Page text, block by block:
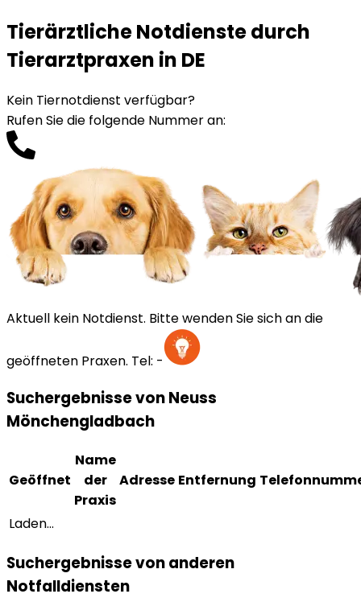
Tierärztliche Notdienste durch
Tierarztpraxen in DE
Kein Tiernotdienst verfügbar?
Rufen Sie die folgende Nummer an:
Aktuell kein Notdienst. Bitte wenden Sie sich an die
geöffneten Praxen. Tel: -
Suchergebnisse von Neuss
Mönchengladbach
Geöffnet
Name
der
Praxis
Adresse Entfernung
Laden...
Suchergebnisse von anderen
Notfalldiensten